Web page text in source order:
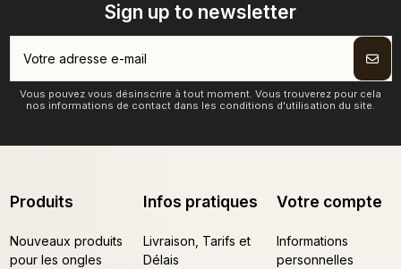
Sign up to newsletter
Vous pouvez vous désinscrire à tout moment. Vous trouverez pour cela
nos informations de contact dans les conditions d'utilisation du site.
Produits
Nouveaux produits
pour les ongles
Infos pratiques
Livraison, Tarifs et
Délais
Votre compte
Informations
personnelles